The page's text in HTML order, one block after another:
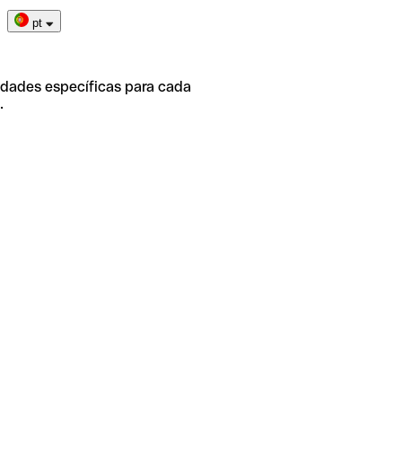
pt
específicas para cada